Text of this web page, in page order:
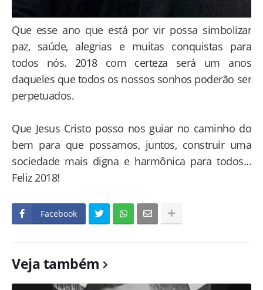
Que esse ano que está por vir possa simbolizar
paz, saúde, alegrias e muitas conquistas para
todos nós. 2018 com certeza será um anos
daqueles que todos os nossos sonhos poderão ser
perpetuados.
Que Jesus Cristo posso nos guiar no caminho do
bem para que possamos, juntos, construir uma
sociedade mais digna e harmônica para todos...
Feliz 2018!
Facebook
Veja também